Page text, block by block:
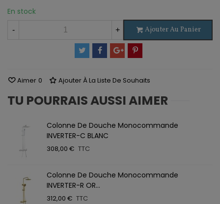
En stock
- + Ajouter Au Panier
Aimer 0 Ajouter À La Liste De Souhaits
TU POURRAIS AUSSI AIMER
Colonne De Douche Monocommande
INVERTER-C BLANC
308,00 € TTC
Colonne De Douche Monocommande
INVERTER-R OR...
312,00 € TTC